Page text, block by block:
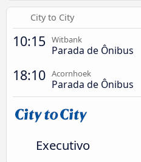
City to City
10:15 Witbank
Parada de Ônibus
18:10 Acornhoek
Parada de Ônibus
Executivo